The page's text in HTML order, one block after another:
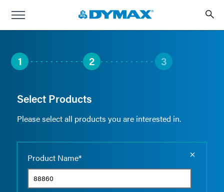
1 2 3
Select Products
Please select all products you are interested in.
Product Name*